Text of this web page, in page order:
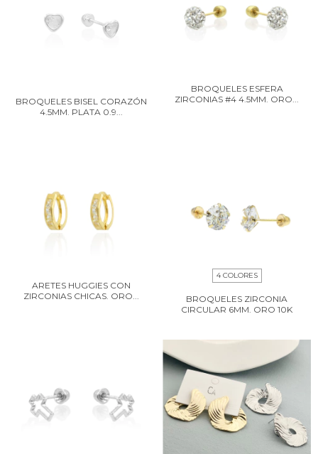
BROQUELES BISEL CORAZÓN
4.5MM. PLATA 0.9...
BROQUELES ESFERA
ZIRCONIAS #4 4.5MM. ORO...
ARETES HUGGIES CON
ZIRCONIAS CHICAS. ORO...
4 COLORES
BROQUELES ZIRCONIA
CIRCULAR 6MM. ORO 10K